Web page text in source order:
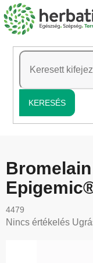
Ugrás
a
tartalomhoz
KERESÉS
4479
A
Nincs értékelés